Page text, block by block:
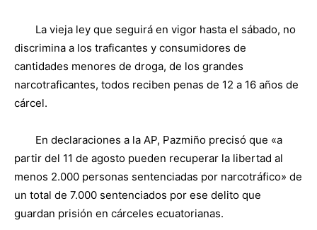
La vieja ley que seguirá en vigor hasta el sábado, no
discrimina a los traficantes y consumidores de
cantidades menores de droga, de los grandes
narcotraficantes, todos reciben penas de 12 a 16 años de
cárcel.
En declaraciones a la AP, Pazmiño precisó que «a
partir del 11 de agosto pueden recuperar la libertad al
menos 2.000 personas sentenciadas por narcotráfico» de
un total de 7.000 sentenciados por ese delito que
guardan prisión en cárceles ecuatorianas.